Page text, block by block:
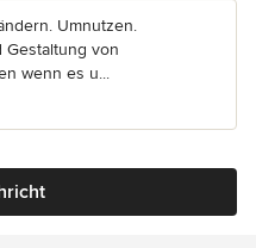
Umnutzen.
Gestaltung von
wenn es u...